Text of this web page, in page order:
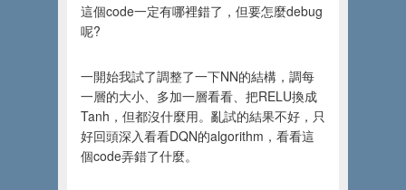
這個code一定有哪裡錯了，但要怎麼debug
呢?
一開始我試了調整了一下NN的結構，調每
一層的大小、多加一層看看、把RELU換成
Tanh，但都沒什麼用。亂試的結果不好，只
好回頭深入看看DQN的algorithm，看看這
個code弄錯了什麼。